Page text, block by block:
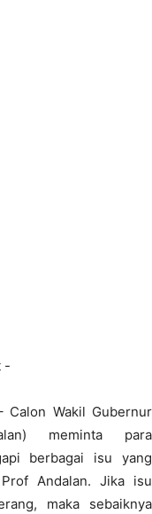
-
Calon Wakil Gubernur
meminta para
berbagai isu yang
Andalan. Jika isu
maka sebaiknya